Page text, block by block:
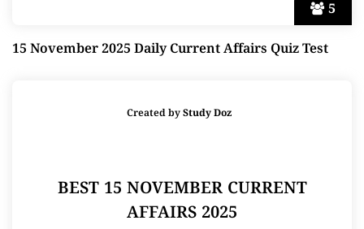
5
15 November 2025 Daily Current Affairs Quiz Test
Created byStudy Doz
BEST 15 NOVEMBER CURRENT
AFFAIRS 2025